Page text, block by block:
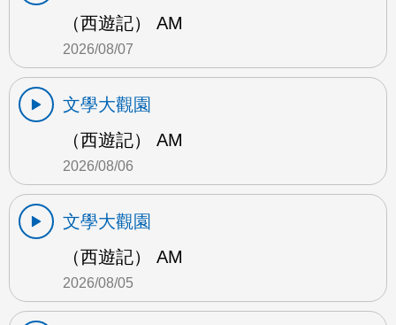
（西遊記） AM
2026/08/07
文學大觀園
（西遊記） AM
2026/08/06
文學大觀園
（西遊記） AM
2026/08/05